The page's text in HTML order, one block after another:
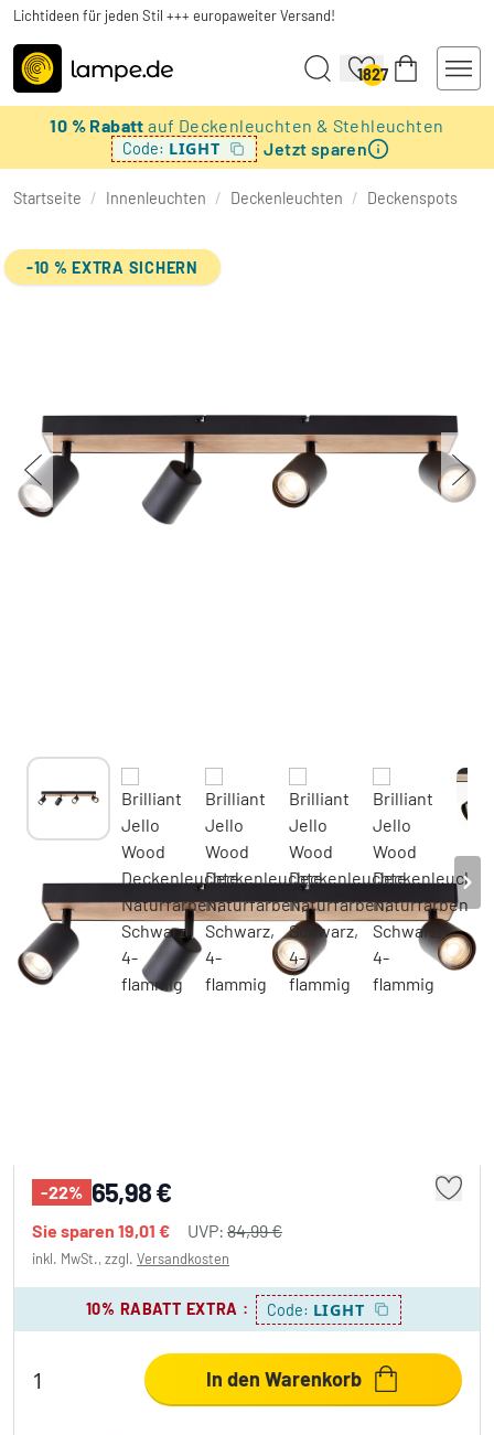
Lichtideen für jeden Stil +++ europaweiter Versand!
1827
10 % Rabattauf Deckenleuchten & Stehleuchten
Code: LIGHT Jetzt sparen
Startseite / Innenleuchten / Deckenleuchten / Deckenspots
-10 % EXTRA SICHERN
-22% 65,98 €
Sie sparen 19,01 € UVP: 84,99 €
inkl. MwSt., zzgl. Versandkosten
10% RABATT EXTRA : Code: LIGHT
In den Warenkorb